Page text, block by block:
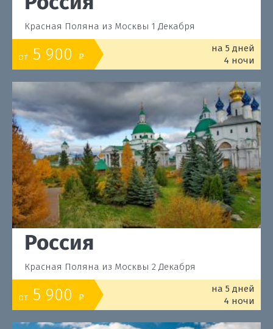
Красная Поляна из Москвы 1 Декабря
от 5 900 o
на 5 дней
4 ночи
Россия
Красная Поляна из Москвы 2 Декабря
от 5 900 o
на 5 дней
4 ночи